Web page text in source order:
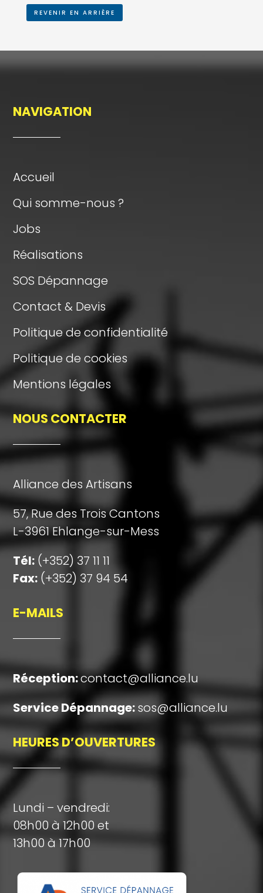
REVENIR EN ARRIÈRE
NAVIGATION
Accueil
Qui somme-nous ?
Jobs
Réalisations
SOS Dépannage
Contact & Devis
Politique de confidentialité
Politique de cookies
Mentions légales
NOUS CONTACTER
Alliance des Artisans
57, Rue des Trois Cantons
L-3961 Ehlange-sur-Mess
Tél: (+352) 37 11 11
Fax: (+352) 37 94 54
E-MAILS
Réception:contact@alliance.lu
Service Dépannage:sos@alliance.lu
HEURES D’OUVERTURES
Lundi – vendredi:
08h00 à 12h00 et
13h00 à 17h00